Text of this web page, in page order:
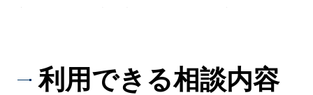
利用できる相談内容